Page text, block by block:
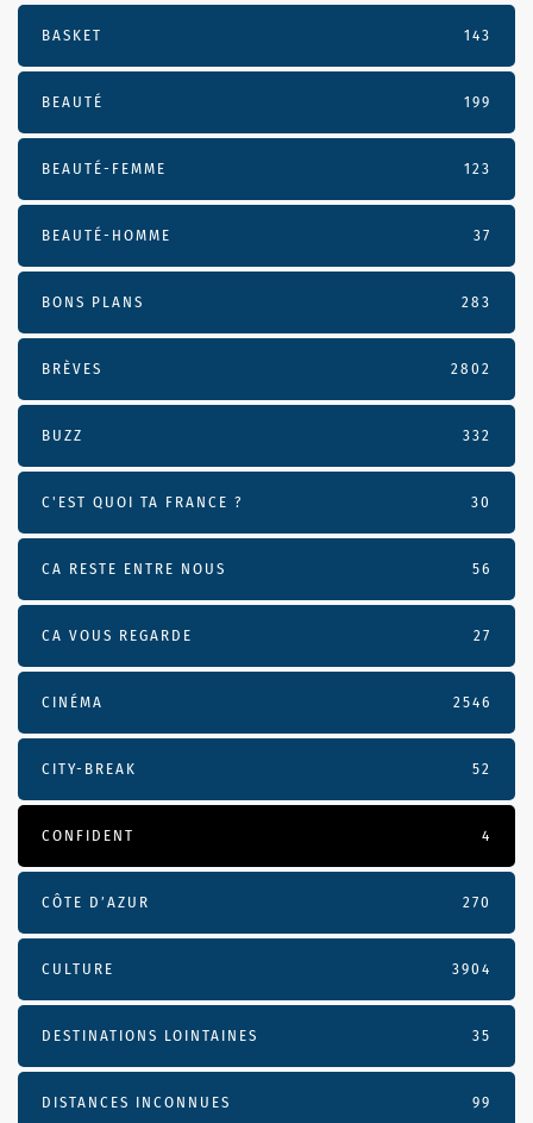
BASKET 143
BEAUTÉ 199
BEAUTÉ-FEMME 123
BEAUTÉ-HOMME 37
BONS PLANS 283
BRÈVES 2802
BUZZ 332
C'EST QUOI TA FRANCE ? 30
CA RESTE ENTRE NOUS 56
CA VOUS REGARDE 27
CINÉMA 2546
CITY-BREAK 52
CONFIDENT 4
CÔTE D’AZUR 270
CULTURE 3904
DESTINATIONS LOINTAINES 35
DISTANCES INCONNUES 99